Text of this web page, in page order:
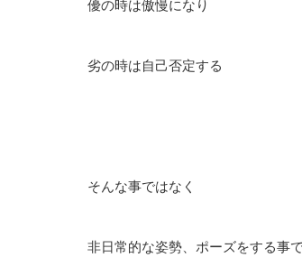
優の時は傲慢になり
劣の時は自己否定する
そんな事ではなく
非日常的な姿勢、ポーズをする事